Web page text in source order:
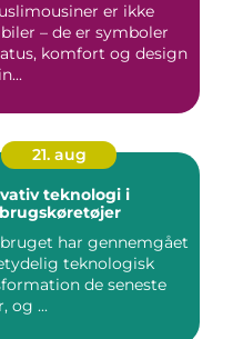
er ikke
– de er symboler
komfort og design
21. aug
teknologi i
har gennemgået
teknologisk
de seneste
og ...